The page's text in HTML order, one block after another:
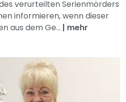
verurteilten Serienmörders
informieren, wenn dieser
aus dem Ge... | mehr